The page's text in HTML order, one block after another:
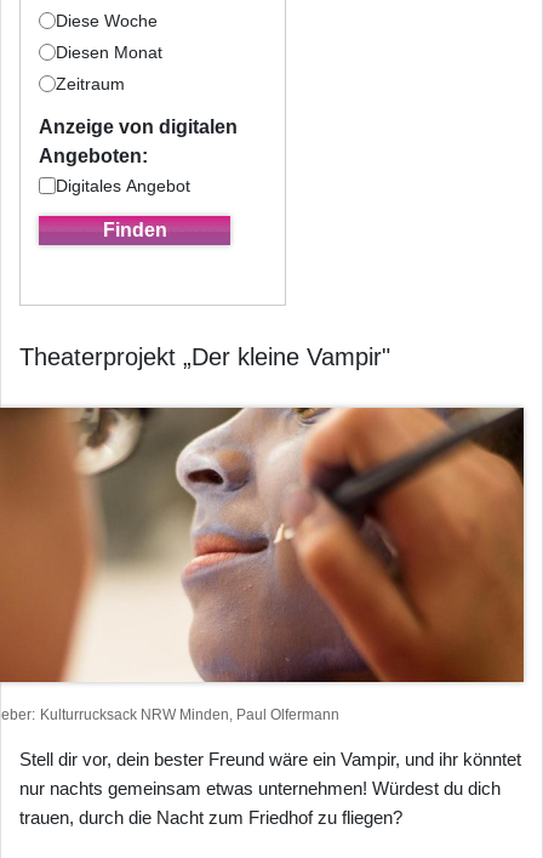
Diese Woche
Diesen Monat
Zeitraum
Anzeige von digitalen
Angeboten:
Digitales Angebot
Theaterprojekt „Der kleine Vampir"
Kulturrucksack NRW Minden, Paul Olfermann
Stell dir vor, dein bester Freund wäre ein Vampir, und ihr könntet
nur nachts gemeinsam etwas unternehmen! Würdest du dich
trauen, durch die Nacht zum Friedhof zu fliegen?